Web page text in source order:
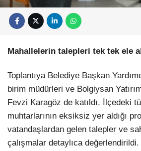
Mahallelerin talepleri tek tek ele
Toplantıya Belediye Başkan
birim müdürleri ve Bolgiysan
Fevzi Karagöz de katıldı. İlçedeki
muhtarlarının eksiksiz yer aldığı
vatandaşlardan gelen talepler ve
çalışmalar detaylıca